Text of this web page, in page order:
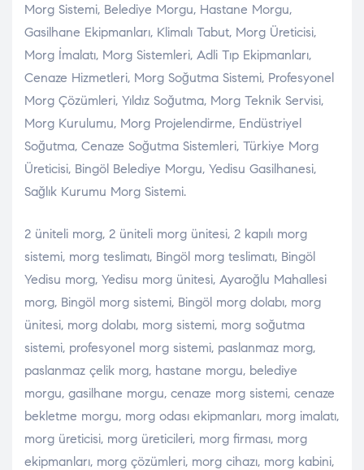
Morg Sistemi, Belediye Morgu, Hastane Morgu,
Gasilhane Ekipmanları, Klimalı Tabut, Morg Üreticisi,
Morg İmalatı, Morg Sistemleri, Adli Tıp Ekipmanları,
Cenaze Hizmetleri, Morg Soğutma Sistemi, Profesyonel
Morg Çözümleri, Yıldız Soğutma, Morg Teknik Servisi,
Morg Kurulumu, Morg Projelendirme, Endüstriyel
Soğutma, Cenaze Soğutma Sistemleri, Türkiye Morg
Üreticisi, Bingöl Belediye Morgu, Yedisu Gasilhanesi,
Sağlık Kurumu Morg Sistemi.
2 üniteli morg, 2 üniteli morg ünitesi, 2 kapılı morg
sistemi, morg teslimatı, Bingöl morg teslimatı, Bingöl
Yedisu morg, Yedisu morg ünitesi, Ayaroğlu Mahallesi
morg, Bingöl morg sistemi, Bingöl morg dolabı, morg
ünitesi, morg dolabı, morg sistemi, morg soğutma
sistemi, profesyonel morg sistemi, paslanmaz morg,
paslanmaz çelik morg, hastane morgu, belediye
morgu, gasilhane morgu, cenaze morg sistemi, cenaze
bekletme morgu, morg odası ekipmanları, morg imalatı,
morg üreticisi, morg üreticileri, morg firması, morg
ekipmanları, morg çözümleri, morg cihazı, morg kabini,